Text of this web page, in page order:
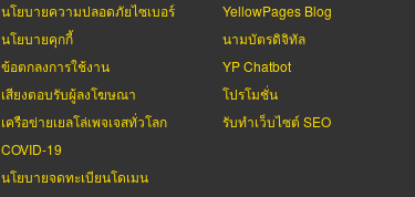
นโยบายความปลอดภัยไซเบอร์
นโยบายคุกกี้
ข้อตกลงการใช้งาน
เสียงตอบรับผู้ลงโฆษณา
เครือข่ายเยลโล่เพจเจสทั่วโลก
COVID-19
นโยบายจดทะเบียนโดเมน
YellowPages Blog
นามบัตรดิจิทัล
YP Chatbot
โปรโมชั่น
รับทำเว็บไซต์ SEO